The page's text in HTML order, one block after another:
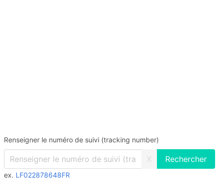
Renseigner le numéro de suivi (tracking number)
X
ex. LF022878648FR